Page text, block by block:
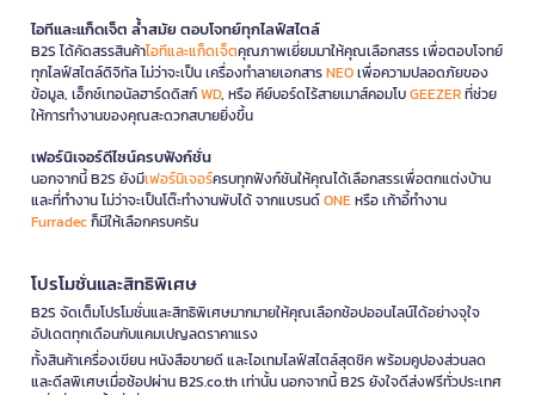
ไอทีและแก็ดเจ็ต ล้ำสมัย ตอบโจทย์ทุกไลฟ์สไตล์
B2S ได้คัดสรรสินค้าไอทีและแก็ดเจ็ตคุณภาพเยี่ยมมาให้คุณเลือกสรร เพื่อตอบโจทย์
ทุกไลฟ์สไตล์ดิจิทัล ไม่ว่าจะเป็น เครื่องทำลายเอกสารNEOเพื่อความปลอดภัยของ
ข้อมูล, เอ็กซ์เทอนัลฮาร์ดดิสก์WD, หรือ คีย์บอร์ดไร้สายเมาส์คอมโบGEEZERที่ช่วย
ให้การทำงานของคุณสะดวกสบายยิ่งขึ้น
เฟอร์นิเจอร์ดีไซน์ครบฟังก์ชั่น
นอกจากนี้ B2S ยังมีเฟอร์นิเจอร์ครบทุกฟังก์ชันให้คุณได้เลือกสรรเพื่อตกแต่งบ้าน
และที่ทำงาน ไม่ว่าจะเป็นโต๊ะทำงานพับได้ จากแบรนด์ONEหรือ เก้าอี้ทำงาน
Furradecก็มีให้เลือกครบครัน
โปรโมชั่นและสิทธิพิเศษ
B2S จัดเต็มโปรโมชั่นและสิทธิพิเศษมากมายให้คุณเลือกช้อปออนไลน์ได้อย่างจุใจ
อัปเดตทุกเดือนกับแคมเปญลดราคาแรง
ทั้งสินค้าเครื่องเขียน หนังสือขายดี และไอเทมไลฟ์สไตล์สุดชิค พร้อมคูปองส่วนลด
และดีลพิเศษเมื่อช้อปผ่าน B2S.co.th เท่านั้น นอกจากนี้ B2S ยังใจดีส่งฟรีทั่วประเทศ